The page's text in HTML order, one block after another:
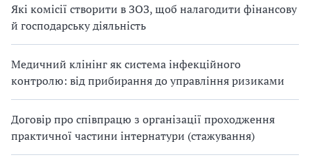
Які комісії створити в ЗОЗ, щоб налагодити фінансову
й господарську діяльність
Медичний клінінг як система інфекційного
контролю: від прибирання до управління ризиками
Договір про співпрацю з організації проходження
практичної частини інтернатури (стажування)